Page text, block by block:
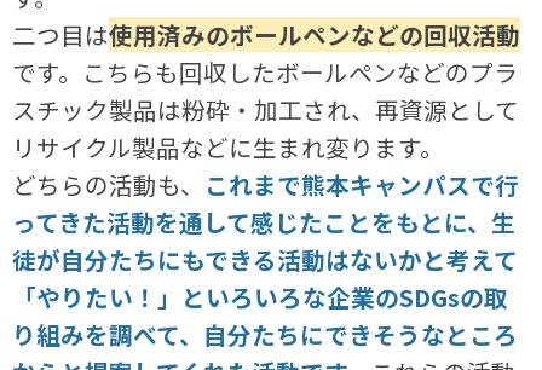
二つ目は使用済みのボールペンなどの回収活動
です。こちらも回収したボールペンなどのプラ
スチック製品は粉砕・加工され、再資源として
リサイクル製品などに生まれ変ります。
どちらの活動も、 これまで熊本キャンパスで行
ってきた活動を通して感じたことをもとに、生
徒が自分たちにもできる活動はないかと考えて
「やりたい！」といろいろな企業のSDGsの取
り組みを調べて、自分たちにできそうなところ